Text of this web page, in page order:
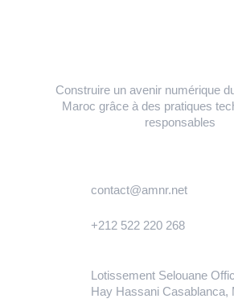
Lotissement Selouane
Hay Hassani Casablanca,
Construire un avenir numérique
Maroc grâce à des pratiques
responsables
+212 522 220 268
contact@amnr.net